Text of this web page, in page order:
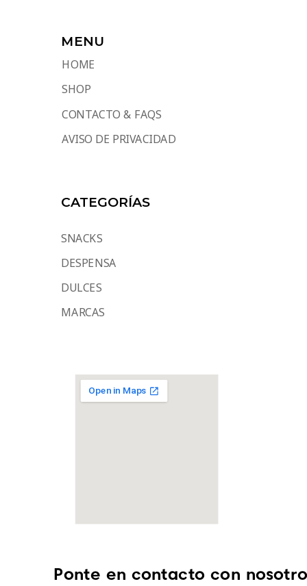
MENU
HOME
SHOP
CONTACTO & FAQS
AVISO DE PRIVACIDAD
CATEGORÍAS
SNACKS
DESPENSA
DULCES
MARCAS
Ponte en contacto con